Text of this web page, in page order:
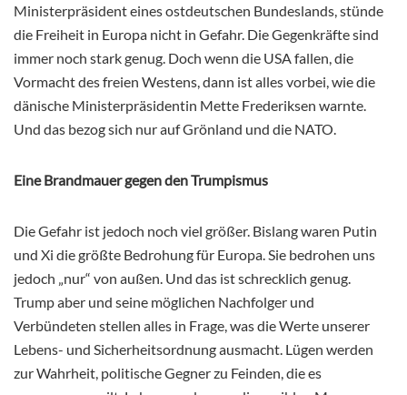
Ministerpräsident eines ostdeutschen Bundeslands, stünde
die Freiheit in Europa nicht in Gefahr. Die Gegenkräfte sind
immer noch stark genug. Doch wenn die USA fallen, die
Vormacht des freien Westens, dann ist alles vorbei, wie die
dänische Ministerpräsidentin Mette Frederiksen warnte.
Und das bezog sich nur auf Grönland und die NATO.
Eine Brandmauer gegen den Trumpismus
Die Gefahr ist jedoch noch viel größer. Bislang waren Putin
und Xi die größte Bedrohung für Europa. Sie bedrohen uns
jedoch „nur“ von außen. Und das ist schrecklich genug.
Trump aber und seine möglichen Nachfolger und
Verbündeten stellen alles in Frage, was die Werte unserer
Lebens- und Sicherheitsordnung ausmacht. Lügen werden
zur Wahrheit, politische Gegner zu Feinden, die es